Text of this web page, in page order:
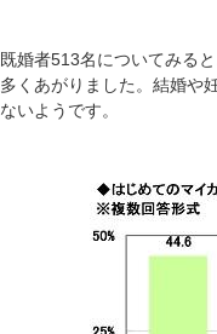
既婚者513名についてみる
多くあがりました。結婚や
ないようです。